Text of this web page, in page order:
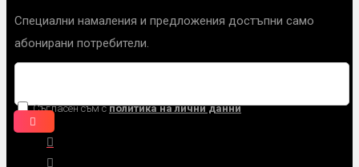
Специални намаления и предложения достъпни само
абонирани потребители.
Съгласен съм сполитика на лични данни